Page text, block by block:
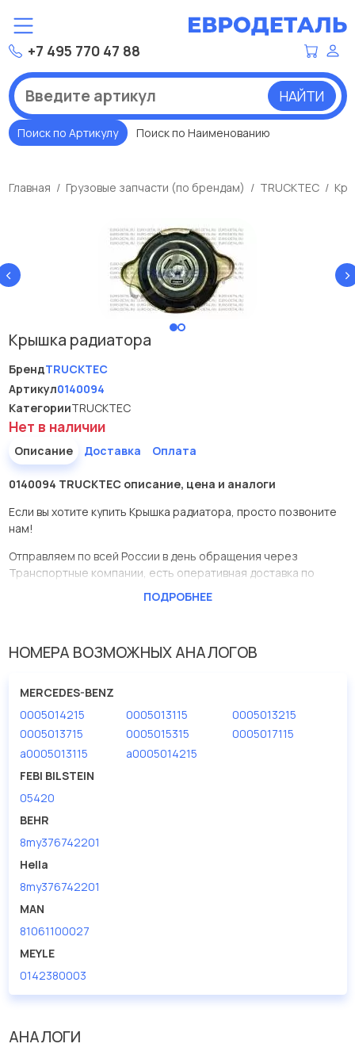
+7 495 770 47 88
НАЙТИ
Поиск по Артикулу Поиск по Наименованию
Главная Грузовые запчасти (по брендам) TRUCKTEC
‹ ›
Крышка радиатора
БрендTRUCKTEC
Артикул0140094
КатегорииTRUCKTEC
Нет в наличии
Описание Доставка Оплата
0140094 TRUCKTEC описание, цена и аналоги
Если вы хотите купить Крышка радиатора, просто позвоните
нам!
Отправляем по всей России в день обращения через
Транспортные компании, есть оперативная доставка по
У данной детали есть аналоги с номерами, убедитесь сами.
представлены в большом ассортименте.
Мы продаем сертифицированные колодки тормозные
дисковые с гарантией от производителя TRUCKTEC.
ПОДРОБНЕЕ
НОМЕРА ВОЗМОЖНЫХ АНАЛОГОВ
MERCEDES-BENZ
0005014215
0005013115
0005013215
0005013715
0005015315
0005017115
a0005013115
a0005014215
FEBI BILSTEIN
05420
BEHR
8my376742201
Hella
8my376742201
MAN
81061100027
MEYLE
0142380003
АНАЛОГИ